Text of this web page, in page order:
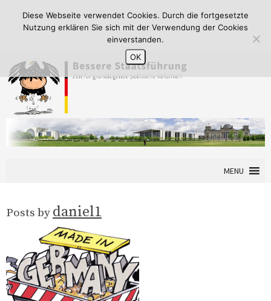
MENU
Posts by daniel1
Diese Webseite verwendet Cookies. Durch die fortgesetzte
Nutzung erklären Sie sich mit der Verwendung der Cookies
einverstanden.
OK